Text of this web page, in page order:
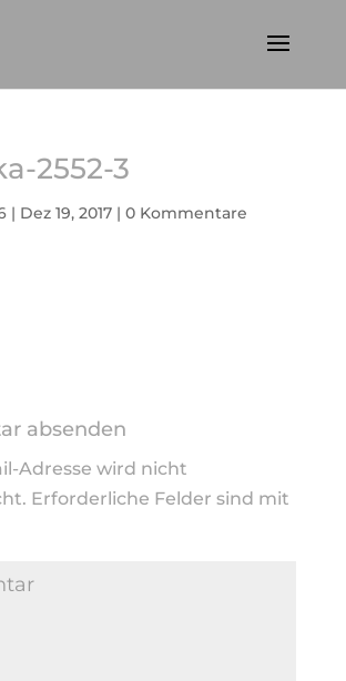
2552-3
| Dez 19, 2017| 0 Kommentare
absenden
Adresse wird nicht
Erforderliche Felder sind mit